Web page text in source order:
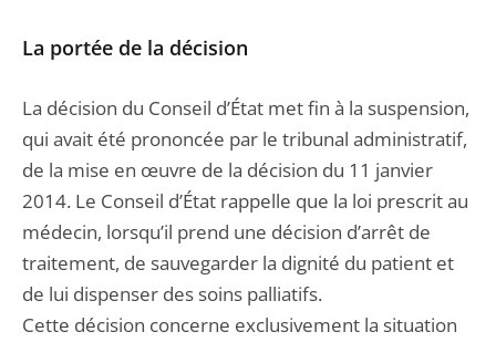
La portée de la décision
La décision du Conseil d’État met fin à la suspension,
qui avait été prononcée par le tribunal administratif,
de la mise en œuvre de la décision du 11 janvier
2014. Le Conseil d’État rappelle que la loi prescrit au
médecin, lorsqu’il prend une décision d’arrêt de
traitement, de sauvegarder la dignité du patient et
de lui dispenser des soins palliatifs.
Cette décision concerne exclusivement la situation